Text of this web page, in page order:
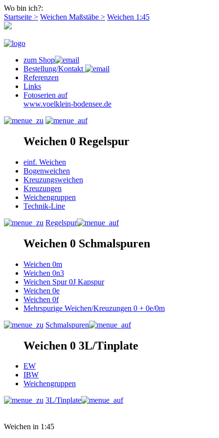
Wo bin ich?:
Startseite > Weichen Maßstäbe > Weichen 1:45
zum Shop
Bestellung/Kontakt
Referenzen
Links
Fotoserien auf
www.voelklein-bodensee.de
Weichen 0 Regelspur
einf. Weichen
Bogenweichen
Kreuzungsweichen
Kreuzungen
Weichengruppen
Technik-Line
Regelspur
Weichen 0 Schmalspuren
Weichen 0m
Weichen 0n3
Weichen Spur 0J Kapspur
Weichen 0e
Weichen 0f
Mehrspurige Weichen/Kreuzungen 0 + 0e/0m
Schmalspuren
Weichen 0 3L/Tinplate
EW
IBW
Weichengruppen
3L/Tinplate
Weichen in 1:45